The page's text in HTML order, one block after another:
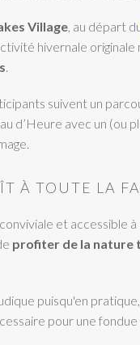
Village, au départ
hivernale originale
.
suivent un
d’Heure avec un (ou
À TOUTE LA
et accessible
profiter de la nature
puisqu'en
pour une fondue